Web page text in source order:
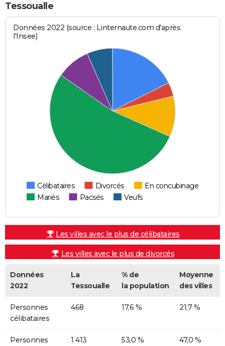
Tessoualle
Données 2022 (source : Linternaute.com d'après
l'Insee)
Célibataires Divorcés
En concubinage
Mariés
Pacsés Veufs
Les villes avec le plus de célibataires
Les villes avec le plus de divorcés
Données
2022
La
Tessoualle
% de
la population
Moyenne
des villes
Personnes
célibataires
468 17,6 % 21,7 %
Personnes
1 413 53,0 % 47,0 %